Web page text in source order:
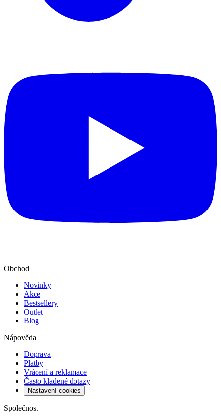
Obchod
Novinky
Akce
Bestsellery
Outlet
Blog
Nápověda
Doprava
Platby
Vrácení a reklamace
Často kladené dotazy
Nastavení cookies
Společnost